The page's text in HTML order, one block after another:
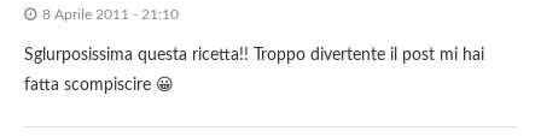
8 Aprile 2011 - 21:10
Sglurposissima questa ricetta!! Troppo divertente il post mi hai
fatta scompiscire 😀